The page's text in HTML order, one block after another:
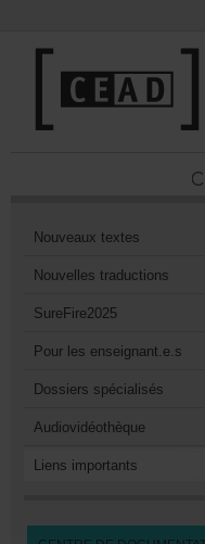
Nouveauxtextes
Nouvellestraductions
SureFire2025
Pourlesenseignant.e.s
Dossiersspécialisés
Audiovidéothèque
Liensimportants